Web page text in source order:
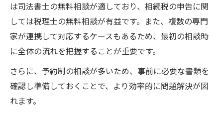
は司法書士の無料相談が適しており、相続税の申告に関
しては税理士の無料相談が有益です。また、複数の専門
家が連携して対応するケースもあるため、最初の相談時
に全体の流れを把握することが重要です。
さらに、予約制の相談が多いため、事前に必要な書類を
確認し準備しておくことで、より効率的に問題解決が図
れます。